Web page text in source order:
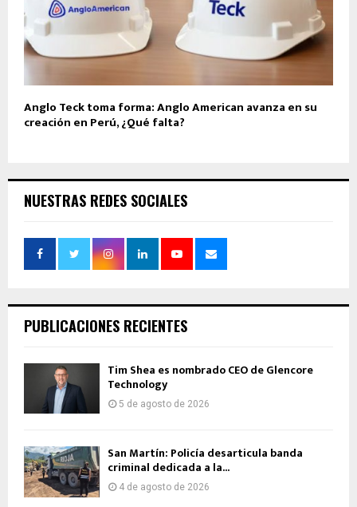
Anglo Teck toma forma: Anglo American avanza en su
creación en Perú, ¿Qué falta?
NUESTRAS REDES SOCIALES
PUBLICACIONES RECIENTES
Tim Shea es nombrado CEO de Glencore
Technology
5 de agosto de 2026
San Martín: Policía desarticula banda
criminal dedicada a la...
4 de agosto de 2026